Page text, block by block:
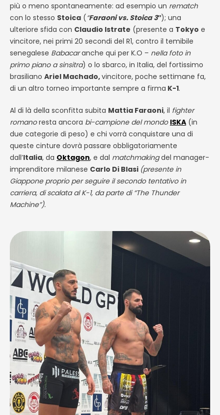
più o meno spontaneamente: ad esempio un rematch
con lo stesso Stoica (“Faraoni vs. Stoica 3″); una
ulteriore sfida con Claudio Istrate (presente a Tokyo e
vincitore, nei primi 20 secondi del R1, contro il temibile
senegalese Babacaranche qui per K.O – nella foto in
primo piano a sinsitra) o lo sbarco, in Italia, del fortissimo
brasiliano Ariel Machado,vincitore, poche settimane fa,
di un altro torneo importante sempre a firma K-1.
Al di là della sconfitta subita Mattia Faraoni, il fighter
romanoresta ancora bi-campione del mondo ISKA (in
due categorie di peso) e chi vorrà conquistare una di
queste cinture dovrà passare obbligatoriamente
dall’Italia, da Oktagon, e dal matchmakingdel manager-
imprenditore milanese Carlo Di Blasi (presente in
Giappone proprio per seguire il secondo tentativo in
carriera, di scalata al K-1, da parte di “The Thunder
Machine”).